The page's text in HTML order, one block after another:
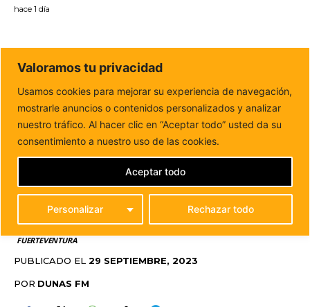
hace 1 día